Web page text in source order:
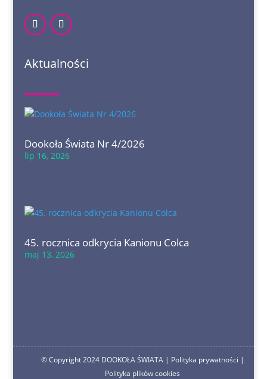
Aktualności
Dookoła Świata Nr 4/2026
lip 16, 2026
45. rocznica odkrycia Kanionu Colca
maj 13, 2026
© Copyright 2024 DOOKOŁA ŚWIATA | Polityka prywatności |
Polityka plików cookies